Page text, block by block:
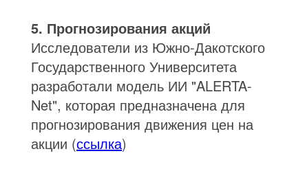
5. Прогнозирования акций
Исследователи из Южно-Дакотского
Государственного Университета
разработали модель ИИ "ALERTA-
Net", которая предназначена для
прогнозирования движения цен на
акции (ссылка)